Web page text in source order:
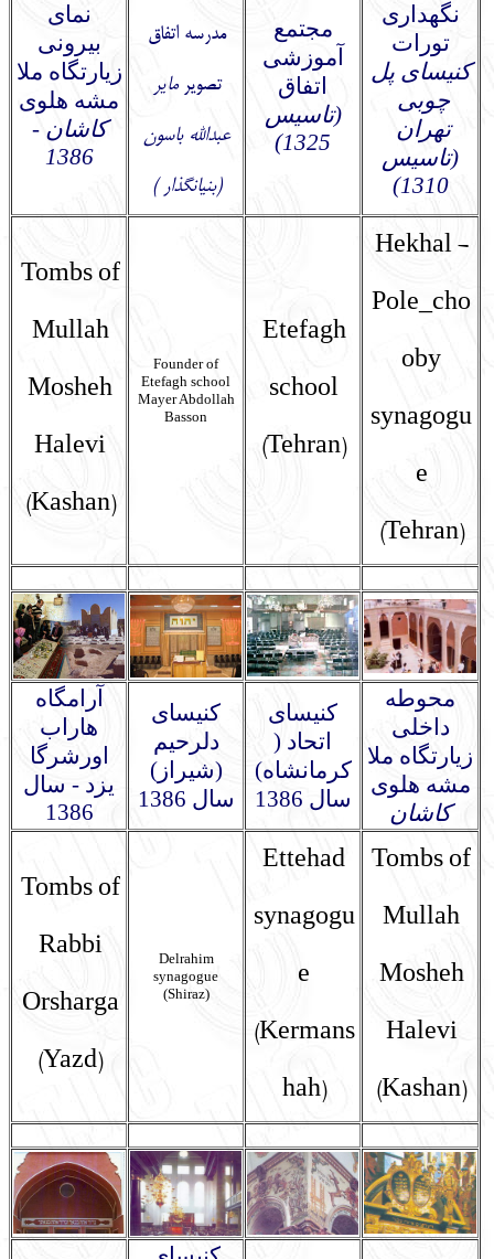
نگهداری
تورات
کنیسای پل
چوبی
تهران
(تاسیس
1310)
مجتمع
آموزشی
اتفاق
(تاسیس
1325)
مدرسه اتفاق
تصویرمایر
عبدالله باسون
(بنیانگذار)
نمای
بیرونی
زیارتگاه ملا
مشه هلوی
کاشان -
1386
Hekhal -
Pole_cho
oby
synagogu
e
(Tehran)
Etefagh
school
(Tehran)
Founder of
Etefagh school
Mayer Abdollah
Basson
Tombs of
Mullah
Mosheh
Halevi
(Kashan)
محوطه
داخلی
زیارتگاه ملا
مشه هلوی
کاشان
کنیسای
اتحاد (
کرمانشاه)
سال 1386
کنیسای
دلرحیم
(شیراز)
سال 1386
آرامگاه
هاراب
اورشرگا
یزد - سال
1386
Tombs of
Mullah
Mosheh
Halevi
(Kashan)
Ettehad
synagogu
e
(Kermans
hah)
Delrahim
synagogue
(Shiraz)
Tombs of
Rabbi
Orsharga
(Yazd)